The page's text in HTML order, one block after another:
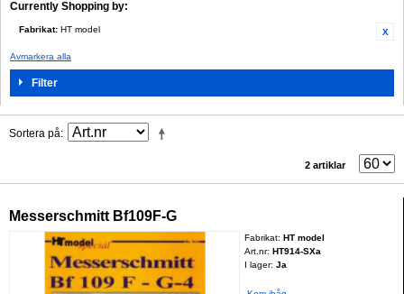
Currently Shopping by:
Fabrikat: HT model
Avmarkera alla
Filter
Sortera på
2 artiklar
Messerschmitt Bf109F-G
Fabrikat:HT model
Art.nr:HT914-SXa
I lager: Ja